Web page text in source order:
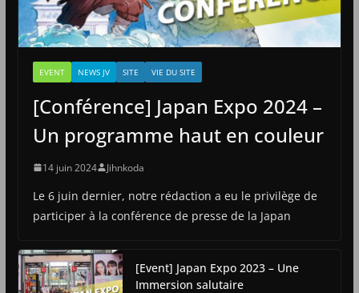
EVENT NEWS JV SITE VIE DU SITE
[Conférence] Japan Expo 2024 –
Un programme haut en couleur
14 juin 2024 Jihnkoda
Le 6 juin dernier, notre rédaction a eu le privilège de
participer à la conférence de presse de la Japan
[Event] Japan Expo 2023 – Une
Immersion salutaire